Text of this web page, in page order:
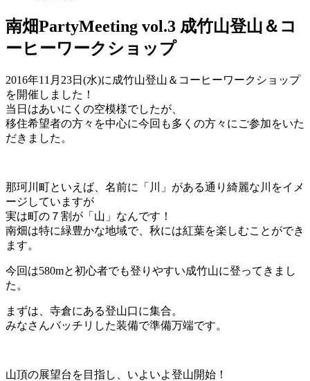
南畑PartyMeeting vol.3 成竹山登山＆コ
ーヒーワークショップ
2016年11月23日(水)に成竹山登山＆コーヒーワークショップ
を開催しました！
当日はあいにくの空模様でしたが、
移住希望者の方々を中心に今回も多くの方々にご参加をいた
だきました。
那珂川町といえば、名前に「川」がある通り綺麗な川をイメ
ージしていますが
実は町の７割が「山」なんです！
南畑は特に緑豊かな地域で、秋には紅葉を楽しむことができ
ます。
今回は580mと初心者でも登りやすい成竹山に登ってきまし
た。
まずは、寺倉にある登山口に集合。
みなさんバッチリした装備で準備万端です。
山頂の展望台を目指し、いよいよ登山開始！